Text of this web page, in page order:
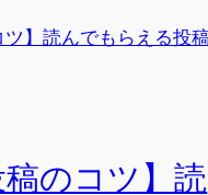
稿のコツ】読